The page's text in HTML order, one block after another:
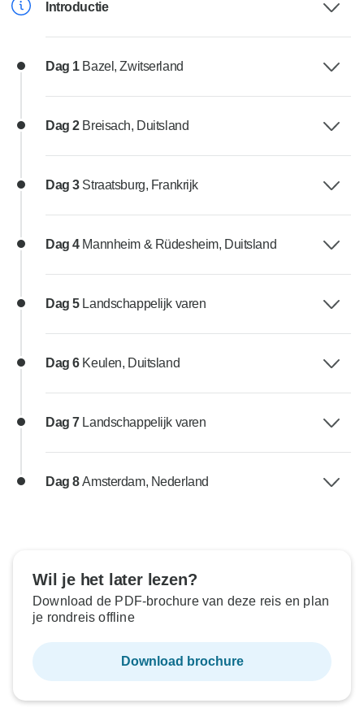
Introductie
Dag 1 Bazel, Zwitserland
Dag 2 Breisach, Duitsland
Dag 3 Straatsburg, Frankrijk
Dag 4 Mannheim & Rüdesheim, Duitsland
Dag 5 Landschappelijk varen
Dag 6 Keulen, Duitsland
Dag 7 Landschappelijk varen
Dag 8Amsterdam, Nederland
Wil je het later lezen?
Download de PDF-brochure van deze reis en plan
je rondreis offline
Download brochure